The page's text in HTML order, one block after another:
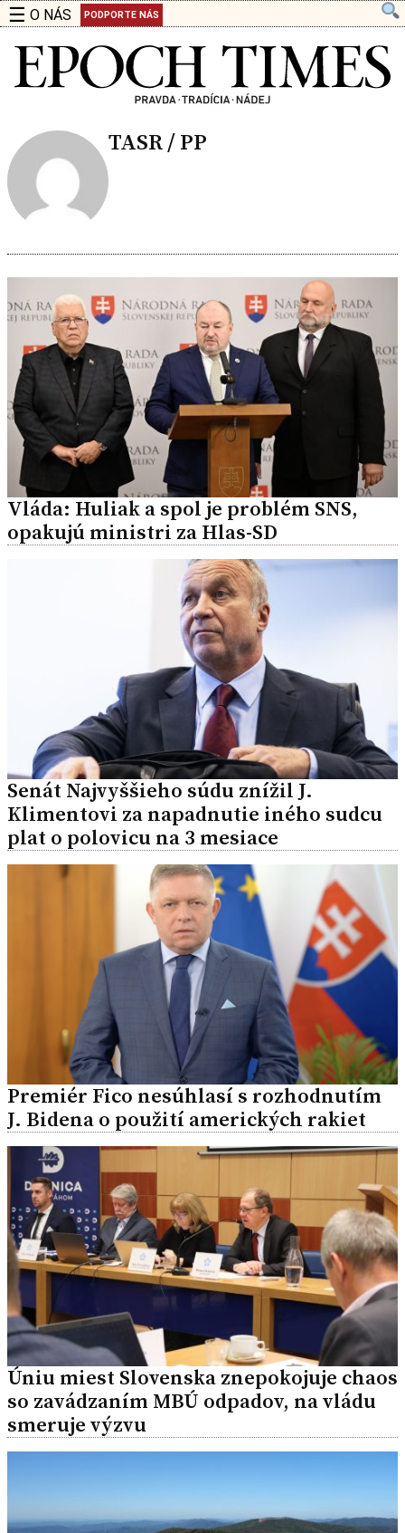
☰ O NÁS PODPORTE NÁS
TASR / PP
Vláda: Huliak a spol je problém SNS,
opakujú ministri za Hlas-SD
Senát Najvyššieho súdu znížil J.
Klimentovi za napadnutie iného sudcu
plat o polovicu na 3 mesiace
Premiér Fico nesúhlasí s rozhodnutím
J. Bidena o použití amerických rakiet
Úniu miest Slovenska znepokojuje chaos
so zavádzaním MBÚ odpadov, na vládu
smeruje výzvu